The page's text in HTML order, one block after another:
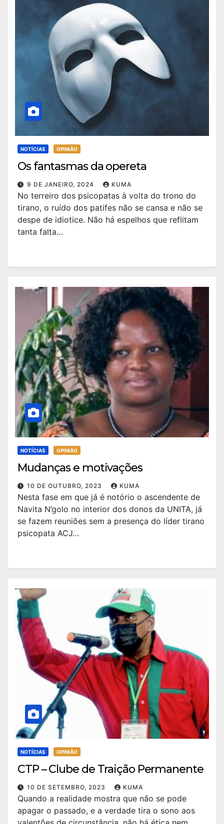
NOTÍCIAS OPINIÃO
Os fantasmas da opereta
9 DE JANEIRO, 2024 KUMA
No terreiro dos psicopatas à volta do trono do
tirano, o ruído dos patifes não se cansa e não se
despe de idiotice. Não há espelhos que reflitam
tanta falta…
NOTÍCIAS OPINIÃO
Mudanças e motivações
10 DE OUTUBRO, 2023 KUMA
Nesta fase em que já é notório o ascendente de
Navita N’golo no interior dos donos da UNITA, já
se fazem reuniões sem a presença do líder tirano
psicopata ACJ…
NOTÍCIAS OPINIÃO
CTP – Clube de Traição Permanente
10 DE SETEMBRO, 2023 KUMA
Quando a realidade mostra que não se pode
apagar o passado, e a verdade tira o sono aos